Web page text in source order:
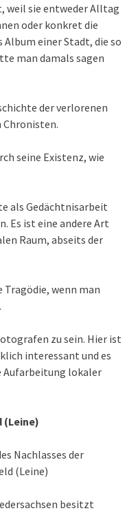
weil sie entweder Alltag
oder konkret die
einer Stadt, die so
man damals sagen
der verlorenen
Chronisten.
seine Existenz, wie
als Gedächtnisarbeit
Es ist eine andere Art
Raum, abseits der
Tragödie, wenn man
zu sein. Hier ist
interessant und es
Aufarbeitung lokaler
(Leine)
Nachlasses der
(Leine)
besitzt